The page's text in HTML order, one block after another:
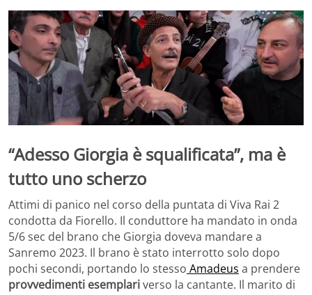
“Adesso Giorgia è squalificata”, ma è
tutto uno scherzo
Attimi di panico nel corso della puntata di Viva Rai 2
condotta da Fiorello. Il conduttore ha mandato in onda
5/6 sec del brano che Giorgia doveva mandare a
Sanremo 2023. Il brano è stato interrotto solo dopo
pochi secondi, portando lo stesso Amadeus a prendere
provvedimenti esemplariverso la cantante. Il marito di